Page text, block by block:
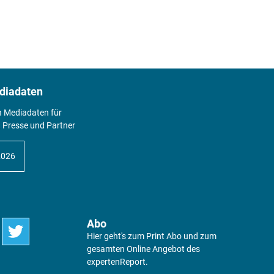
Mediadaten für
Presse und Partner
Abo
Hier geht's zum Print Abo und zum
gesamten Online Angebot des
expertenReport.